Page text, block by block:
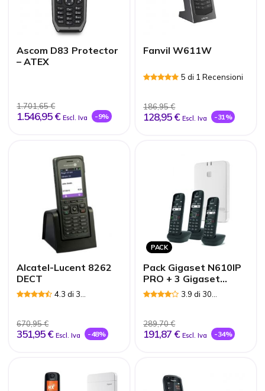
Ascom D83 Protector
– ATEX
1.701,65 €
1.546,95 € Escl. Iva -9%
Fanvil W611W
5 di 1 Recensioni
186,95 €
128,95 € Escl. Iva -31%
Alcatel-Lucent 8262
DECT
4.3 di 3
670,95 €
351,95 € Escl. Iva -48%
PACK
Pack Gigaset N610IP
PRO + 3 Gigaset
AS690HX Nero
3.9 di 30
289,70 €
191,87 € Escl. Iva -34%